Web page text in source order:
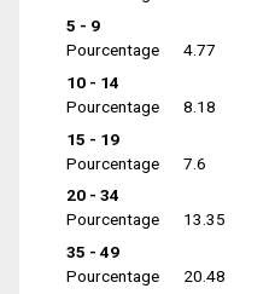
5 - 9
Pourcentage
4.77
10 - 14
Pourcentage
8.18
15 - 19
Pourcentage
7.6
20 - 34
Pourcentage
13.35
35 - 49
Pourcentage
20.48